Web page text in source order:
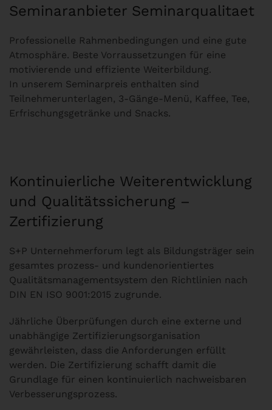
Seminaranbieter Seminarqualitaet
Professionelle Rahmenbedingungen und eine gute
Atmosphäre. Beste Vorraussetzungen für eine
motivierende und effiziente Weiterbildung.
In unserem Seminarpreis enthalten sind
Teilnehmerunterlagen, 3-Gänge-Menü, Kaffee, Tee,
Erfrischungsgetränke und Snacks.
Kontinuierliche Weiterentwicklung
und Qualitätssicherung –
Zertifizierung
S+P Unternehmerforum legt als Bildungsträger sein
gesamtes prozess- und kundenorientiertes
Qualitätsmanagementsystem den Richtlinien nach
DIN EN ISO 9001:2015 zugrunde.
Jährliche Überprüfungen durch eine externe und
unabhängige Zertifizierungsorganisation
gewährleisten, dass die Anforderungen erfüllt
werden. Die Zertifizierung schafft damit die
Grundlage für einen kontinuierlich nachweisbaren
Verbesserungsprozess.